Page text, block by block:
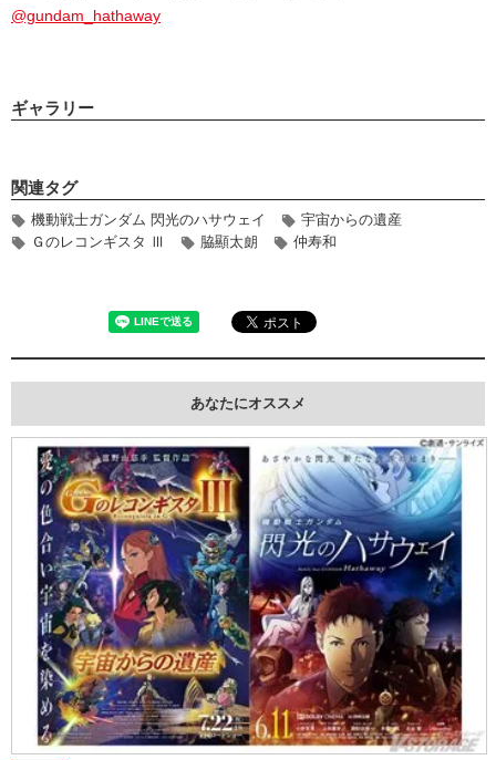
@gundam_hathaway
ギャラリー
関連タグ
機動戦士ガンダム 閃光のハサウェイ
宇宙からの遺産
Ｇのレコンギスタ Ⅲ
脇顯太朗 仲寿和
あなたにオススメ